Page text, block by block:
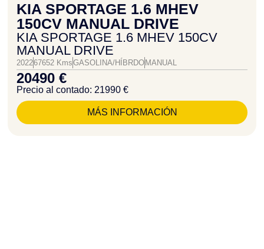
KIA SPORTAGE 1.6 MHEV
150CV MANUAL DRIVE
KIA SPORTAGE 1.6 MHEV 150CV
MANUAL DRIVE
202267652 KmsGASOLINA/HÍBRDO MANUAL
20490 €
Precio al contado: 21990 €
MÁS INFORMACIÓN